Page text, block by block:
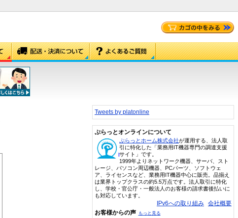
Tweets by platonline
ぷらっとオンラインについて
ぷらっとホーム株式会社が運用する、法人取
引に特化した「業務用IT機器専門の調達支援
サイト」です。
1999年よりネットワーク機器、サーバ、スト
レージ、パソコン周辺機器、PCパーツ、ソフトウェ
ア、ライセンスなど、業務用IT機器中心に販売。品揃え
は業界トップクラスの約5.5万点です。法人取引に特化
し、学校・官公庁・一般法人のお客様の請求書後払いに
も対応しています。
IPv6への取り組み 会社概要
お客様からの声 もっと見る